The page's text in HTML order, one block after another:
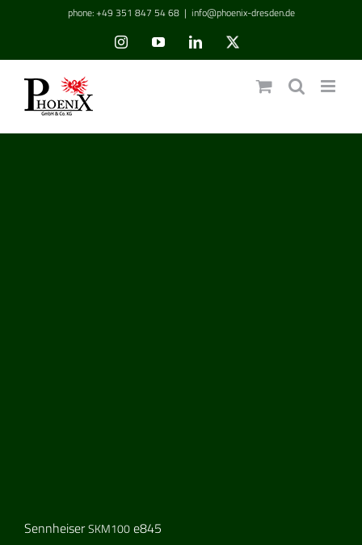
springen
phone: +49 351 847 54 68 | info@phoenix-dresden.de
InstagramYouTubeLinkedInBenutzerdefiniert
SennheiserSKM100e845